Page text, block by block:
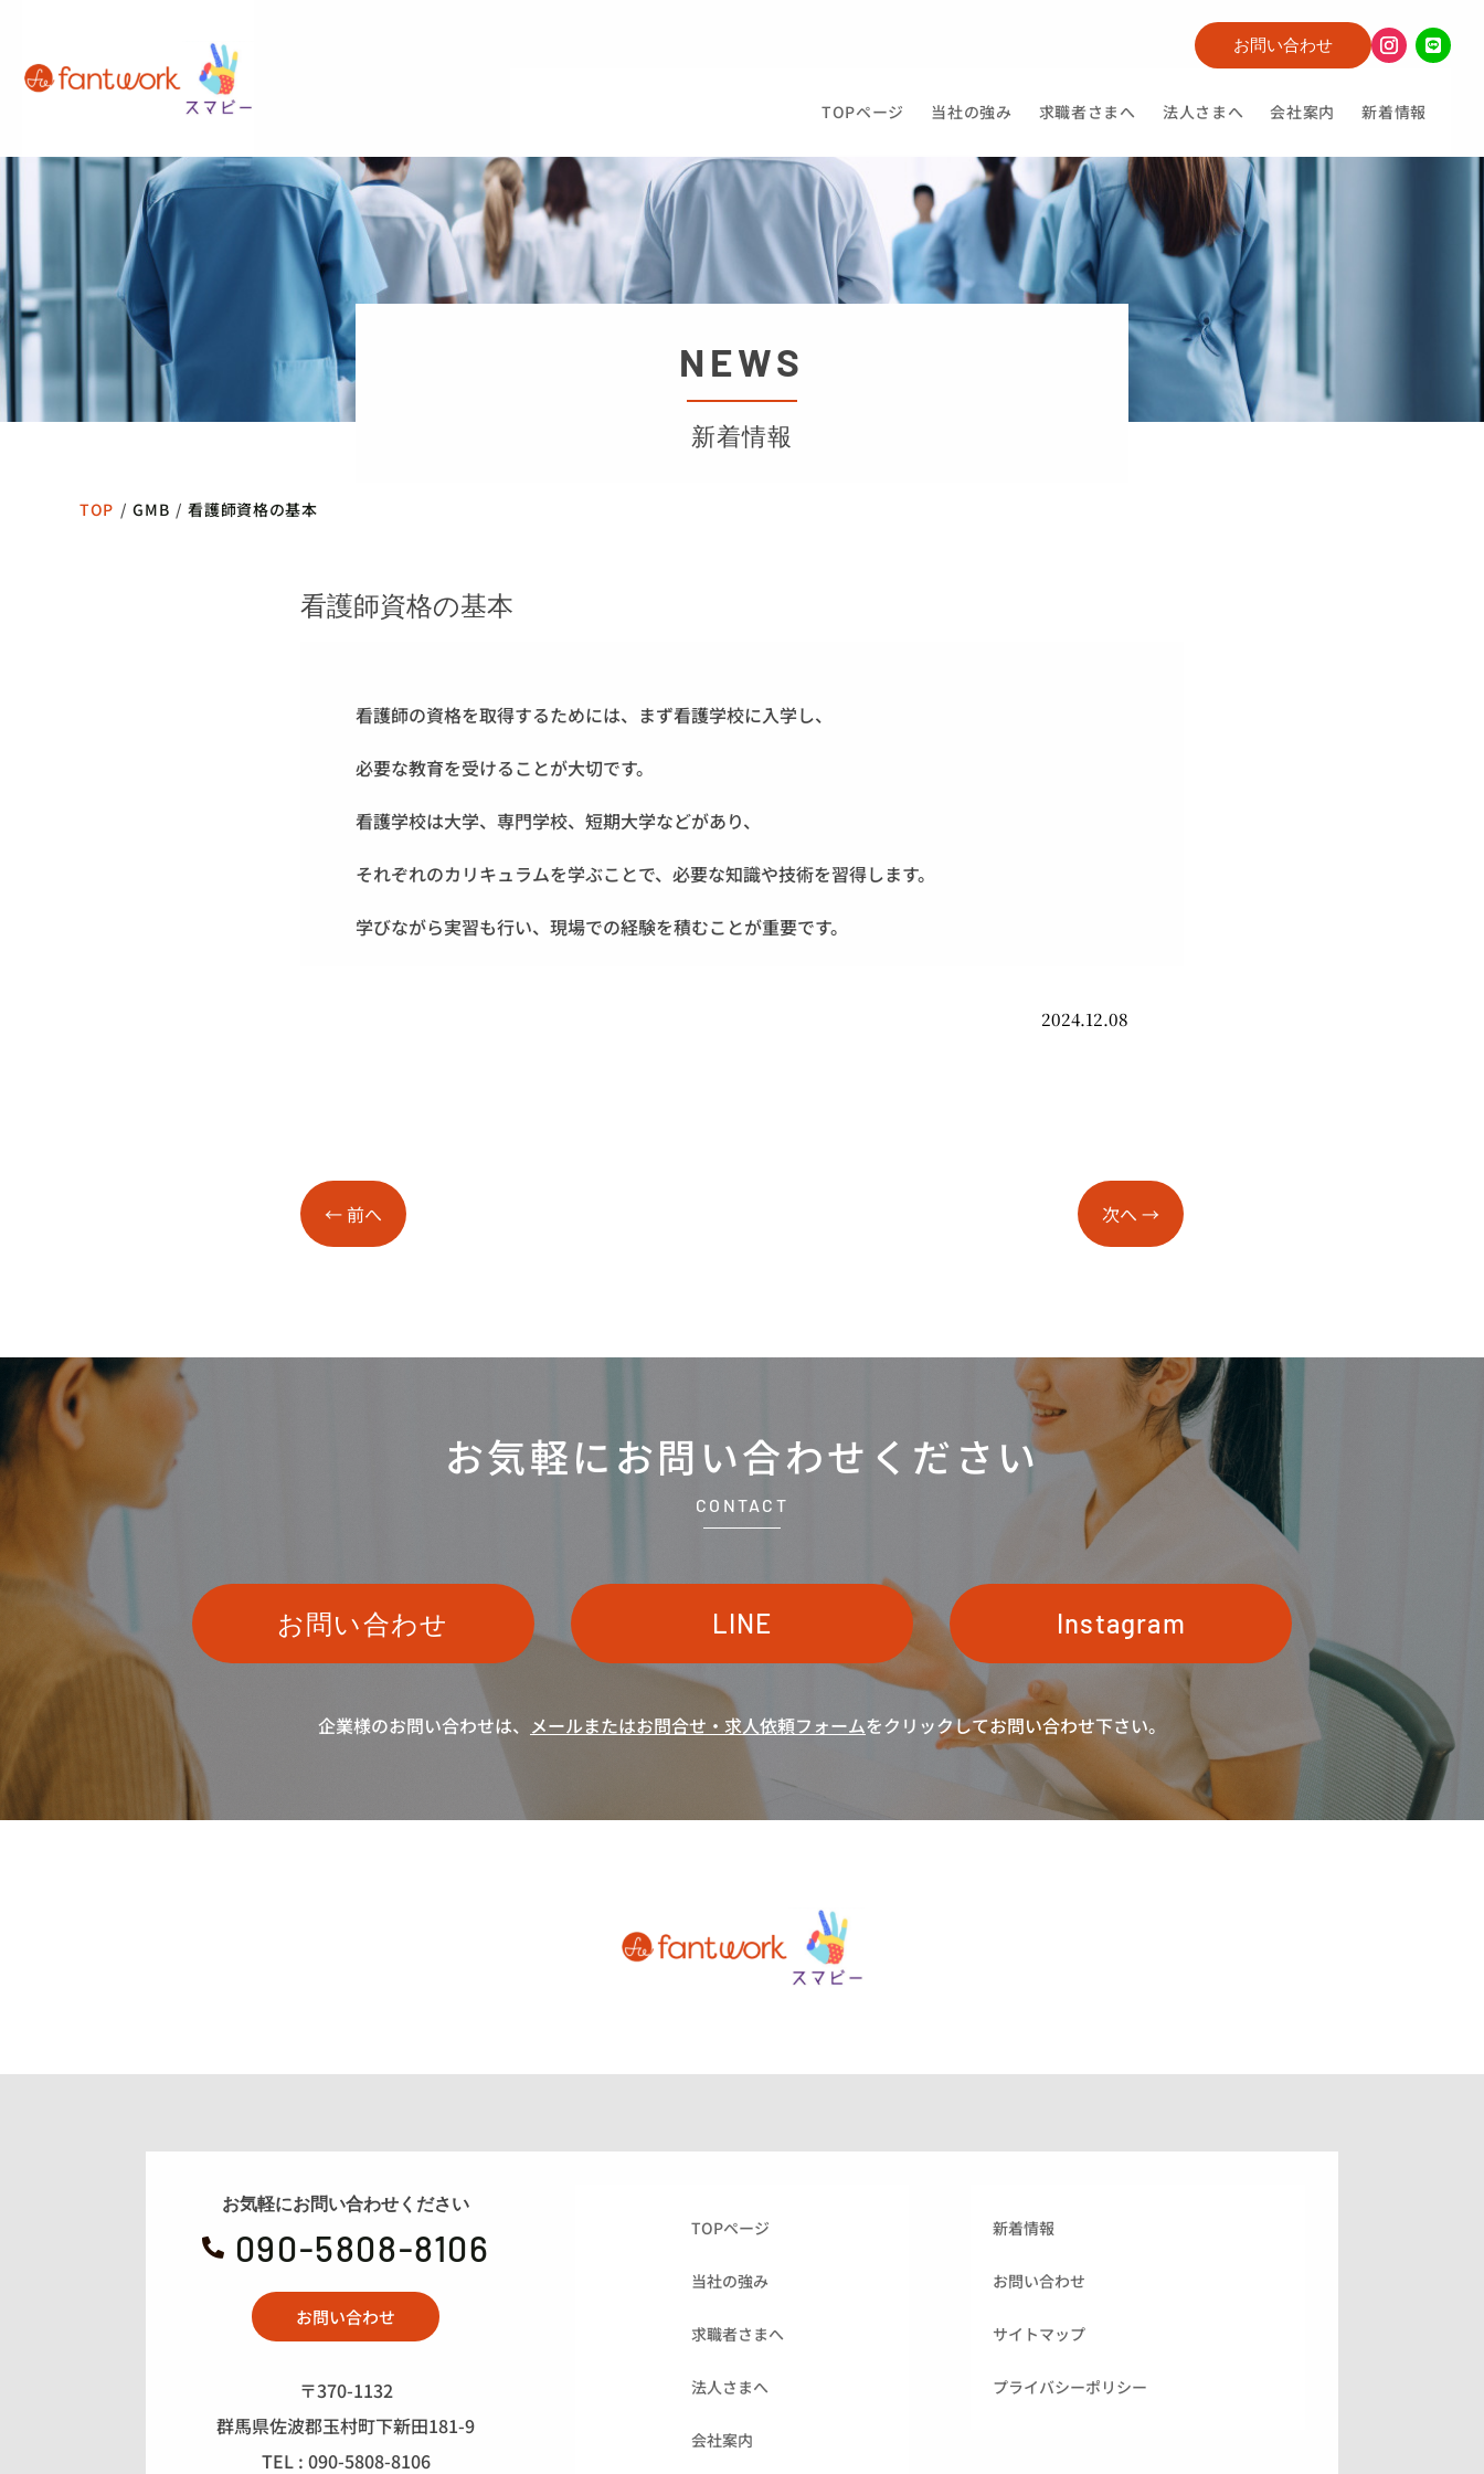
お問い合わせ
TOPページ 当社の強み 求職者さまへ 法人さまへ 会社案内 新着情報
NEWS
新着情報
TOP / GMB / 看護師資格の基本
看護師資格の基本
看護師の資格を取得するためには、まず看護学校に入学し、
必要な教育を受けることが大切です。
看護学校は大学、専門学校、短期大学などがあり、
それぞれのカリキュラムを学ぶことで、必要な知識や技術を習得します。
学びながら実習も行い、現場での経験を積むことが重要です。
2024.12.08
←前へ 次へ →
お気軽にお問い合わせ ください
CONTACT
お問い合わせ LINE Instagram
企業様のお問い合わせは、 メールまたはお問合せ・求人依頼フォームをクリックしてお問い合わせ下さい。
お気軽にお問い合わせください
 090-5808-8106
お問い合わせ
〒370-1132
群馬県佐波郡玉村町下新田181-9
TEL : 090-5808-8106
TOPページ
当社の強み
求職者さまへ
法人さまへ
会社案内
新着情報
お問い合わせ
サイトマップ
プライバシーポリシー